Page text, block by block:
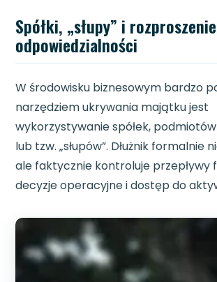
Spółki, „słupy” i rozproszenie
odpowiedzialności
W środowisku biznesowym bardzo
narzędziem ukrywania majątku jest
wykorzystywanie spółek,
lub tzw. „słupów”. Dłużnik formalnie
ale faktycznie kontroluje przepływy
decyzje operacyjne i dostęp do